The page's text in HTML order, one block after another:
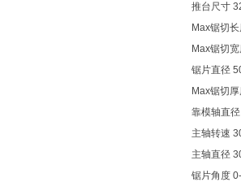
推台尺寸
Max锯切
Max锯切
锯片直径
Max锯切
靠模轴直径
主轴转速
主轴直径
锯片角度